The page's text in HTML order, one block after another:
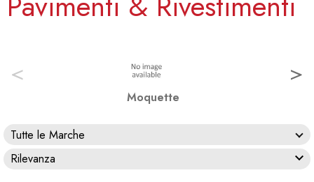
>
<
Moquette
Tutte le Marche
Rilevanza
